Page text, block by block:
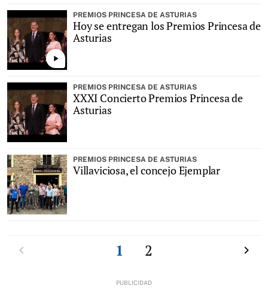
play_arrow
PREMIOS PRINCESA DE ASTURIAS
Hoy se entregan los Premios Princesa de
Asturias
PREMIOS PRINCESA DE ASTURIAS
XXXI Concierto Premios Princesa de
Asturias
PREMIOS PRINCESA DE ASTURIAS
Villaviciosa, el concejo Ejemplar
1 2